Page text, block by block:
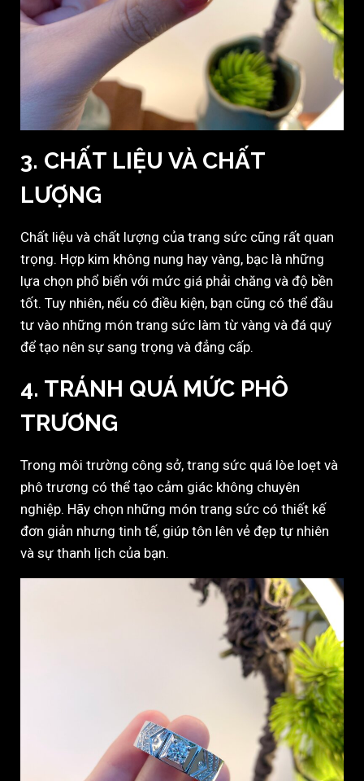
3. CHẤT LIỆU VÀ CHẤT
LƯỢNG
Chất liệu và chất lượng của trang sức cũng rất quan
trọng. Hợp kim không nung hay vàng, bạc là những
lựa chọn phổ biến với mức giá phải chăng và độ bền
tốt. Tuy nhiên, nếu có điều kiện, bạn cũng có thể đầu
tư vào những món trang sức làm từ vàng và đá quý
để tạo nên sự sang trọng và đẳng cấp.
4. TRÁNH QUÁ MỨC PHÔ
TRƯƠNG
Trong môi trường công sở, trang sức quá lòe loẹt và
phô trương có thể tạo cảm giác không chuyên
nghiệp. Hãy chọn những món trang sức có thiết kế
đơn giản nhưng tinh tế, giúp tôn lên vẻ đẹp tự nhiên
và sự thanh lịch của bạn.